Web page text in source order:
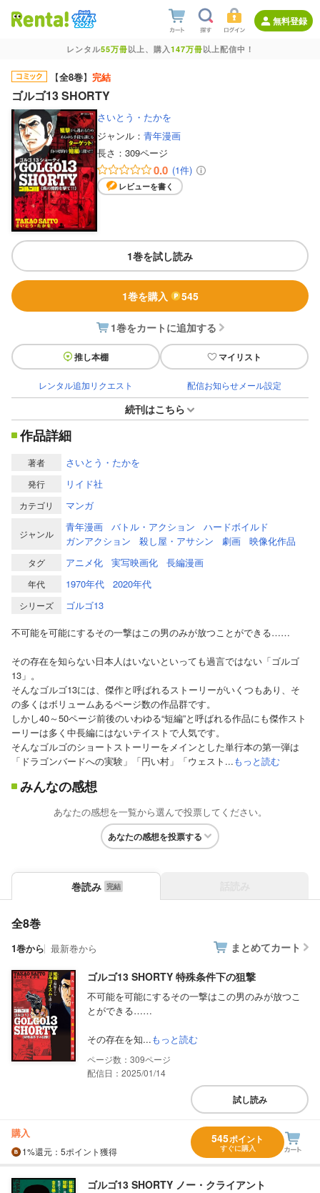
無料登録
レンタル55万冊以上、購入147万冊以上配信中！
【全8巻】 完結
ゴルゴ13 SHORTY
さいとう・たかを
ジャンル： 青年漫画
長さ： 309ページ
0.0 (1件)
レビューを書く
1巻を試し読み
1巻を購入 545
1巻をカートに追加する
推し本棚 マイリスト
レンタル追加リクエスト 配信お知らせメール設定
続刊はこちら
作品詳細
著者 さいとう・たかを
発行 リイド社
カテゴリ マンガ
ジャンル
青年漫画 バトル・アクション
ハードボイルド
ガンアクション
殺し屋・アサシン 劇画 映像化作品
タグ アニメ化 実写映画化 長編漫画
年代 1970年代 2020年代
シリーズ
ゴルゴ13
不可能を可能にするその一撃はこの男のみが放つことができる……
その存在を知らない日本人はいないといっても過言ではない「ゴルゴ
13」。
そんなゴルゴ13には、傑作と呼ばれるストーリーがいくつもあり、そ
の多くはボリュームあるページ数の作品群です。
しかし40～50ページ前後のいわゆる“短編”と呼ばれる作品にも傑作スト
ーリーは多く中長編にはないテイストで人気です。
そんなゴルゴのショートストーリーをメインとした単行本の第一弾は
「ドラゴンバードへの実験」「円い村」「ウェスト...もっと読む
みんなの感想
あなたの感想を一覧から選んで投票してください。
あなたの感想を投票する
巻読み
全8巻
1巻から 最新巻から まとめてカート
ゴルゴ13 SHORTY 特殊条件下の狙撃
不可能を可能にするその一撃はこの男のみが放つこ
とができる……
その存在を知...もっと読む
309
配信日：2025/01/14
試し読み
購入
1%還元 ：5ポイント獲得
545ポイント
すぐに購入
ゴルゴ13 SHORTY ノー・クライアント